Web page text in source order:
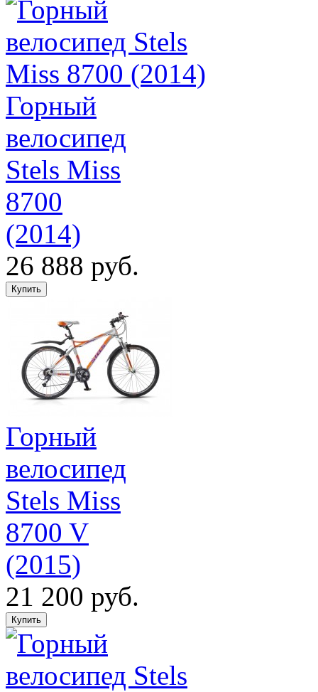
Горный
велосипед
Stels Miss
8700
(2014)
26 888 руб.
Горный
велосипед
Stels Miss
8700 V
(2015)
21 200 руб.